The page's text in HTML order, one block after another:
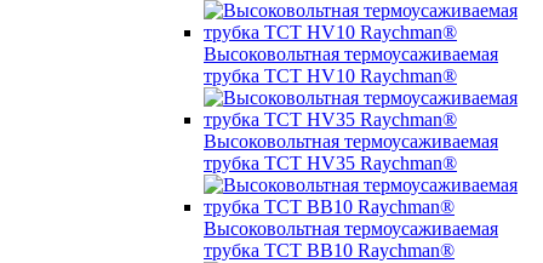
Высоковольтная термоусаживаемая
трубка TCT HV10 Raychman®
Высоковольтная термоусаживаемая
трубка TCT HV35 Raychman®
Высоковольтная термоусаживаемая
трубка TCT BB10 Raychman®